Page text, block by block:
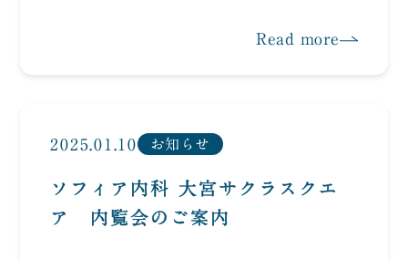
Read more
2025.01.10 お知らせ
ソフィア内科 大宮サクラスクエ
ア 内覧会のご案内